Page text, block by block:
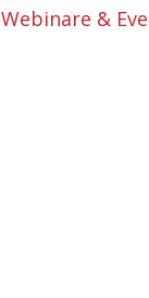
Webinare &